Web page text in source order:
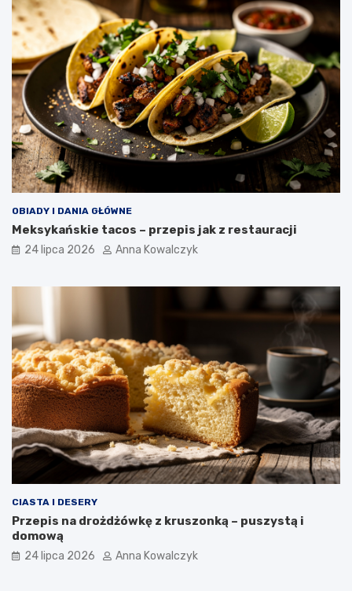
OBIADY I DANIA GŁÓWNE
Meksykańskie tacos – przepis jak z restauracji
24 lipca 2026 Anna Kowalczyk
CIASTA I DESERY
Przepis na drożdżówkę z kruszonką – puszystą i
domową
24 lipca 2026 Anna Kowalczyk